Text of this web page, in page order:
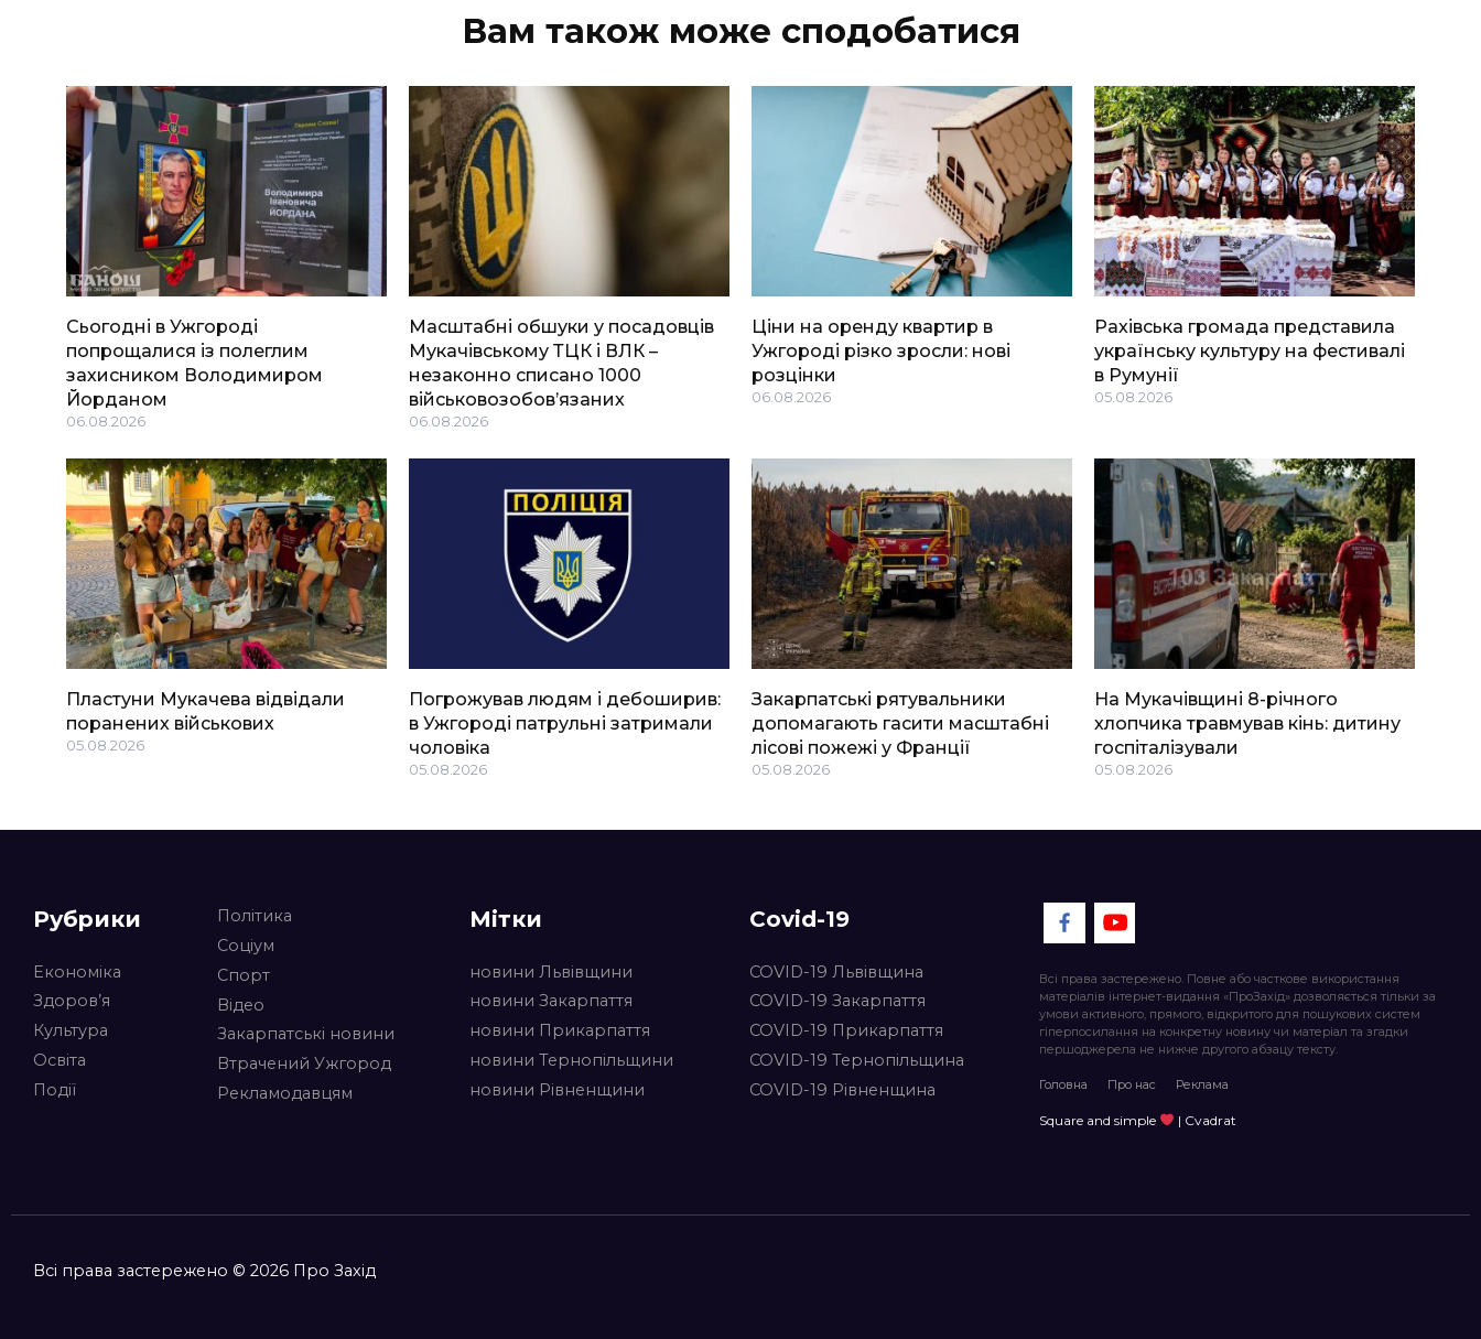
Вам також може сподобатися
Сьогодні в Ужгороді
попрощалися із полеглим
захисником Володимиром
Йорданом
06.08.2026
Масштабні обшуки у посадовців
Мукачівському ТЦК і ВЛК –
незаконно списано 1000
військовозобов’язаних
06.08.2026
Ціни на оренду квартир в
Ужгороді різко зросли: нові
розцінки
06.08.2026
Рахівська громада представила
українську культуру на фестивалі
в Румунії
05.08.2026
Пластуни Мукачева відвідали
поранених військових
05.08.2026
Погрожував людям і дебоширив:
в Ужгороді патрульні затримали
чоловіка
05.08.2026
Закарпатські рятувальники
допомагають гасити масштабні
лісові пожежі у Франції
05.08.2026
На Мукачівщині 8-річного
хлопчика травмував кінь: дитину
госпіталізували
05.08.2026
Рубрики
Економіка
Здоров’я
Культура
Освіта
Події
Політика
Соціум
Спорт
Відео
Закарпатські новини
Втрачений Ужгород
Рекламодавцям
Мітки
новини Львівщини
новини Закарпаття
новини Прикарпаття
новини Тернопільщини
новини Рівненщини
Covid-19
COVID-19 Львівщина
COVID-19 Закарпаття
COVID-19 Прикарпаття
COVID-19 Тернопільщина
COVID-19 Рівненщина
Всі права застережено. Повне або часткове використання
матеріалів інтернет-видання «ПроЗахід» дозволяється тільки за
умови активного, прямого, відкритого для пошукових систем
гіперпосилання на конкретну новину чи матеріал та згадки
першоджерела не нижче другого абзацу тексту.
Головна Про нас Реклама
Square and simple | Cvadrat
Всі права застережено © 2026 Про Захід